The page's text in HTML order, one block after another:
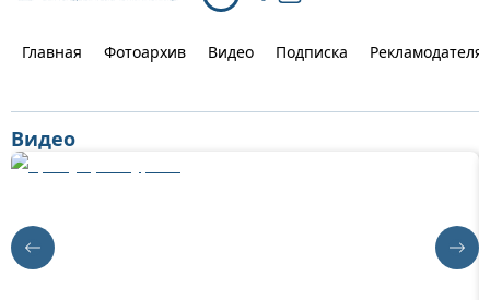
Главная Фотоархив Видео Подписка
Видео